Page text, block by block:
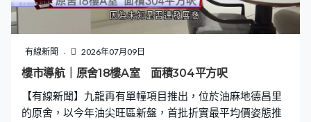
有線新聞 2026年07月09日
樓市導航｜原舍18樓A室 面積304平方呎
【有線新聞】九龍再有單幢項目推出，位於油麻地德昌里
的原舍，以今年油尖旺區新盤，首批折實最平均價姿態推